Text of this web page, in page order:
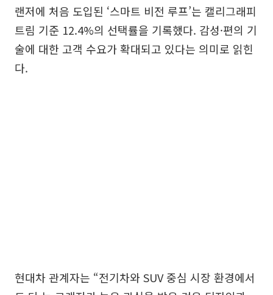
랜저에 처음 도입된 ‘스마트 비전 루프’는 캘리그래피
트림 기준 12.4%의 선택률을 기록했다. 감성·편의 기
술에 대한 고객 수요가 확대되고 있다는 의미로 읽힌
다.
현대차 관계자는 “전기차와 SUV 중심 시장 환경에서